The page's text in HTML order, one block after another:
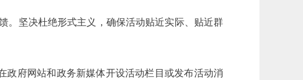
。坚决杜绝形式主义，确保活动贴近实际、贴近群
政府网站和政务新媒体开设活动栏目或发布活动消